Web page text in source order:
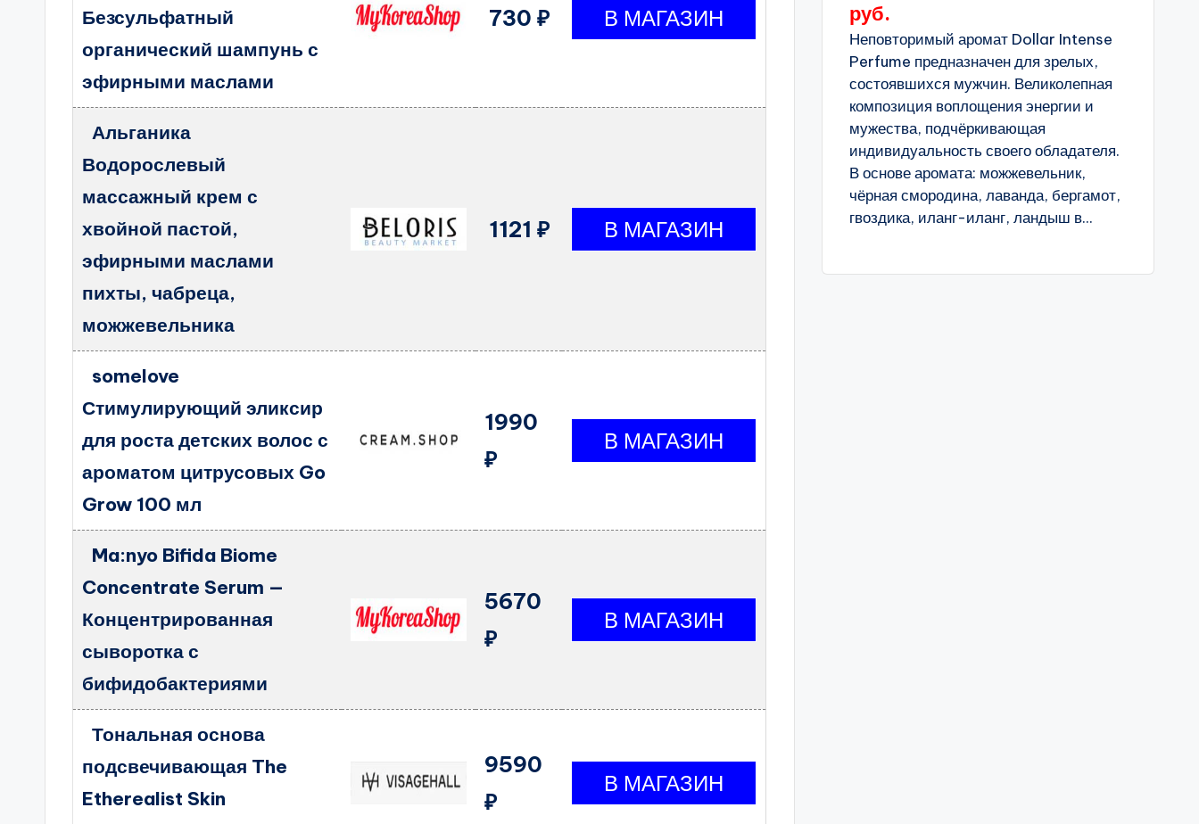
Безсульфатный
органический шампунь с
эфирными маслами
730 ₽
Альганика
Водорослевый
массажный крем с
хвойной пастой,
эфирными маслами
пихты, чабреца,
можжевельника
1121 ₽
somelove
Стимулирующий эликсир
для роста детских волос с
ароматом цитрусовых Go
Grow 100 мл
1990
₽
Ma:nyo Bifida Biome
Concentrate Serum —
Концентрированная
сыворотка с
бифидобактериями
5670
₽
Тональная основа
подсвечивающая The
Etherealist Skin
9590
₽
руб.
Неповторимый аромат Dollar Intense
Perfume предназначен для зрелых,
состоявшихся мужчин. Великолепная
композиция воплощения энергии и
мужества, подчёркивающая
индивидуальность своего обладателя.
В основе аромата: можжевельник,
чёрная смородина, лаванда, бергамот,
гвоздика, иланг-иланг, ландыш в...